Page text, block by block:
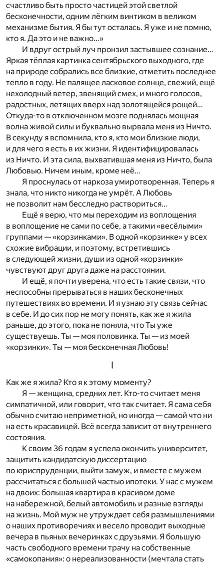
счастливо быть просто частицей этой светлой
бесконечности, одним лёгким винтиком в великом
механизме бытия. Я бы тут осталась. Я уже и не помню,
кто я. Да это и не важно…»
И вдруг острый луч пронзил застывшее сознание…
Яркая тёплая картинка сентябрьского выходного, где
на природе собрались все близкие, отметить последнее
тепло в году. Не палящее ласковое солнце, свежий, ещё
нехолодный ветер, звенящий смех, и много голосов,
радостных, летящих вверх над золотящейся рощей…
Откуда-то в отключенном мозге поднялась мощная
волна живой силы и буквально вырвала меня из Ничто.
В секунду я вспомнила, кто я, кто мои близкие люди,
и для чего я есть в их жизни. Я идентифицировалась
из Ничто. И эта сила, выхватившая меня из Ничто, была
Любовью. Ничем иным, кроме неё…
Я проснулась от наркоза умиротворенная. Теперь я
знала, что никто никогда не умрёт. А Любовь
не позволит нам бесследно раствориться…
Ещё я верю, что мы переходим из воплощения
в воплощение не сами по себе, а такими «весёлыми»
группами — «корзинками». В одной «корзинке» у всех
схожие вибрации, и поэтому, встретившись
в следующей жизни, души из одной «корзинки»
чувствуют друг друга даже на расстоянии.
И ещё, я почти уверена, что есть такие связи, что
неспособны прерываться в наших бесконечных
путешествиях во времени. И я узнаю эту связь сейчас
в себе. И до сих пор не могу понять, как же я жила
раньше, до этого, пока не поняла, что Ты уже
существуешь. Ты — моя половинка. Ты — из моей
«корзинки». Ты — моя бесконечная Любовь!
I
Как же я жила? Кто я к этому моменту?
Я — женщина, средних лет. Кто-то считает меня
симпатичной, или говорит, что так считает. Я сама себя
обычно считаю неприметной, но иногда — самой что ни
на есть красавицей. Всё всегда зависит от внутреннего
состояния.
К своим 36 годам я успела окончить университет,
защитить кандидатскую диссертацию
по юриспруденции, выйти замуж, и вместе с мужем
рассчитаться с большей частью ипотеки. У нас с мужем
на двоих: большая квартира в красивом доме
на набережной, белый автомобиль и разные взгляды
на жизнь. Мой муж не утруждает себя размышлениями
о наших противоречиях и весело проводит выходные
вечера в пьяных вечеринках с друзьями. Я большую
часть свободного времени трачу на собственные
«самокопания»: о нереализованности (мечтала стать